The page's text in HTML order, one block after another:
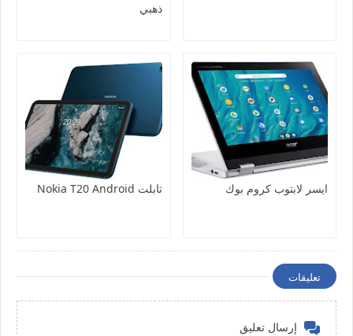
ذهبي
ايسر لابتوب كروم بوك تابلت Nokia T20 Android
تعليقات
إرسال تعليق